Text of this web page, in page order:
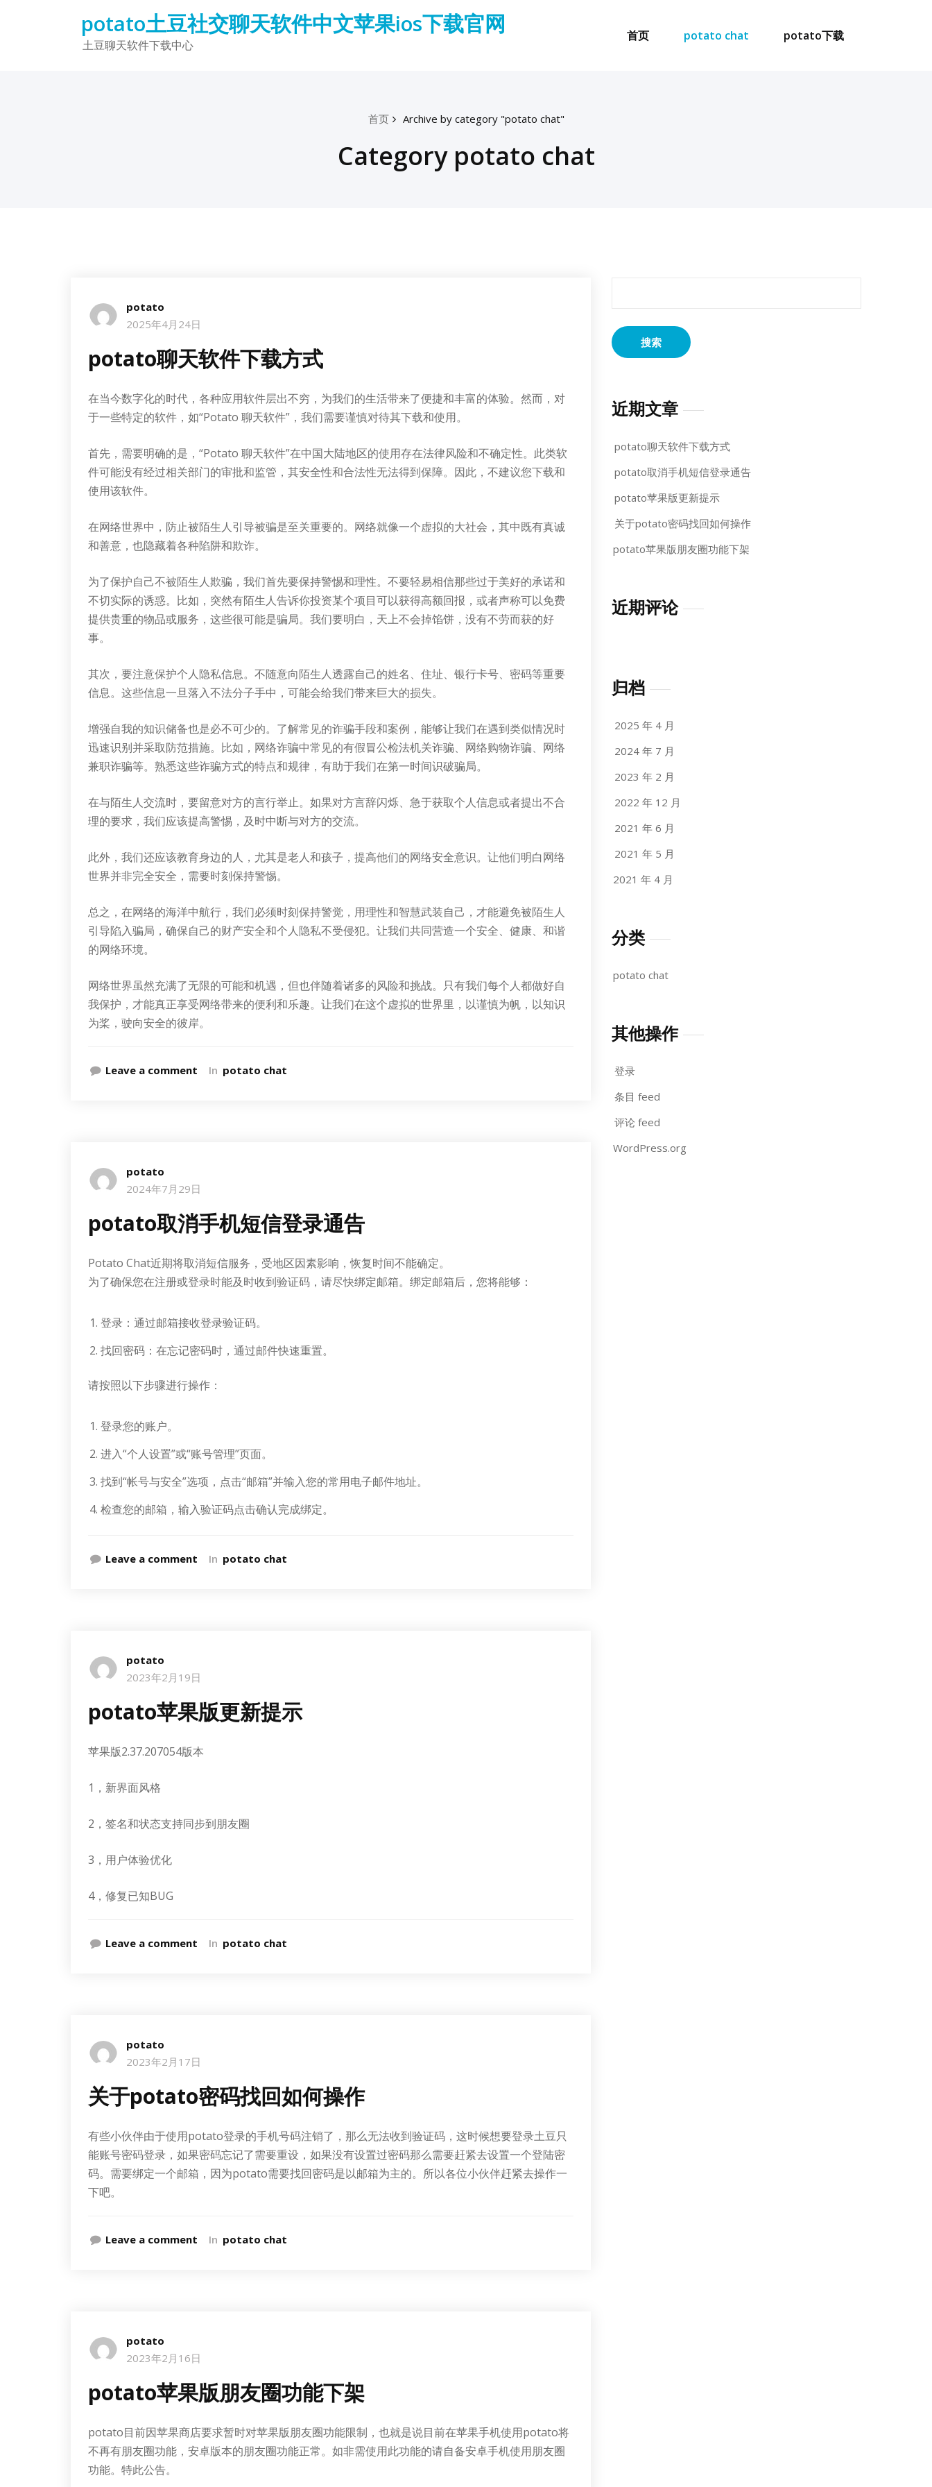
potato土豆社交聊天软件中文苹果ios下载官网
土豆聊天软件下载中心
首页 potato chat potato下载
首页 Archive by category "potato chat"
Category potato chat
potato
2025年4月24日
potato聊天软件下载方式
在当今数字化的时代，各种应用软件层出不穷，为我们的生活带来了便捷和丰富的体验。然而，对
于一些特定的软件，如“Potato 聊天软件”，我们需要谨慎对待其下载和使用。
首先，需要明确的是，“Potato 聊天软件”在中国大陆地区的使用存在法律风险和不确定性。此类软
件可能没有经过相关部门的审批和监管，其安全性和合法性无法得到保障。因此，不建议您下载和
使用该软件。
在网络世界中，防止被陌生人引导被骗是至关重要的。网络就像一个虚拟的大社会，其中既有真诚
和善意，也隐藏着各种陷阱和欺诈。
为了保护自己不被陌生人欺骗，我们首先要保持警惕和理性。不要轻易相信那些过于美好的承诺和
不切实际的诱惑。比如，突然有陌生人告诉你投资某个项目可以获得高额回报，或者声称可以免费
提供贵重的物品或服务，这些很可能是骗局。我们要明白，天上不会掉馅饼，没有不劳而获的好
事。
其次，要注意保护个人隐私信息。不随意向陌生人透露自己的姓名、住址、银行卡号、密码等重要
信息。这些信息一旦落入不法分子手中，可能会给我们带来巨大的损失。
增强自我的知识储备也是必不可少的。了解常见的诈骗手段和案例，能够让我们在遇到类似情况时
迅速识别并采取防范措施。比如，网络诈骗中常见的有假冒公检法机关诈骗、网络购物诈骗、网络
兼职诈骗等。熟悉这些诈骗方式的特点和规律，有助于我们在第一时间识破骗局。
在与陌生人交流时，要留意对方的言行举止。如果对方言辞闪烁、急于获取个人信息或者提出不合
理的要求，我们应该提高警惕，及时中断与对方的交流。
此外，我们还应该教育身边的人，尤其是老人和孩子，提高他们的网络安全意识。让他们明白网络
世界并非完全安全，需要时刻保持警惕。
总之，在网络的海洋中航行，我们必须时刻保持警觉，用理性和智慧武装自己，才能避免被陌生人
引导陷入骗局，确保自己的财产安全和个人隐私不受侵犯。让我们共同营造一个安全、健康、和谐
的网络环境。
网络世界虽然充满了无限的可能和机遇，但也伴随着诸多的风险和挑战。只有我们每个人都做好自
我保护，才能真正享受网络带来的便利和乐趣。让我们在这个虚拟的世界里，以谨慎为帆，以知识
为桨，驶向安全的彼岸。
Leave a comment In potato chat
potato
2024年7月29日
potato取消手机短信登录通告
Potato Chat近期将取消短信服务，受地区因素影响，恢复时间不能确定。
为了确保您在注册或登录时能及时收到验证码，请尽快绑定邮箱。绑定邮箱后，您将能够：
登录：通过邮箱接收登录验证码。
找回密码：在忘记密码时，通过邮件快速重置。
请按照以下步骤进行操作：
登录您的账户。
进入“个人设置”或“账号管理”页面。
找到“帐号与安全”选项，点击“邮箱”并输入您的常用电子邮件地址。
检查您的邮箱，输入验证码点击确认完成绑定。
Leave a comment In potato chat
potato
2023年2月19日
potato苹果版更新提示
苹果版2.37.207054版本
1，新界面风格
2，签名和状态支持同步到朋友圈
3，用户体验优化
4，修复已知BUG
Leave a comment In potato chat
potato
2023年2月17日
关于potato密码找回如何操作
有些小伙伴由于使用potato登录的手机号码注销了，那么无法收到验证码，这时候想要登录土豆只
能账号密码登录，如果密码忘记了需要重设，如果没有设置过密码那么需要赶紧去设置一个登陆密
码。需要绑定一个邮箱，因为potato需要找回密码是以邮箱为主的。所以各位小伙伴赶紧去操作一
下吧。
Leave a comment In potato chat
potato
2023年2月16日
potato苹果版朋友圈功能下架
potato目前因苹果商店要求暂时对苹果版朋友圈功能限制，也就是说目前在苹果手机使用potato将
不再有朋友圈功能，安卓版本的朋友圈功能正常。如非需使用此功能的请自备安卓手机使用朋友圈
功能。特此公告。
近期文章
potato聊天软件下载方式
potato取消手机短信登录通告
potato苹果版更新提示
关于potato密码找回如何操作
potato苹果版朋友圈功能下架
近期评论
归档
2025 年 4 月
2024 年 7 月
2023 年 2 月
2022 年 12 月
2021 年 6 月
2021 年 5 月
2021 年 4 月
分类
potato chat
其他操作
登录
条目 feed
评论 feed
WordPress.org